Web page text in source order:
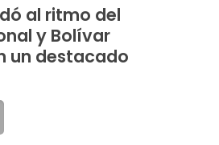
al ritmo del
y Bolívar
un destacado